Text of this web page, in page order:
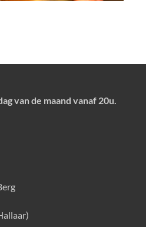
van de maand vanaf 20u.